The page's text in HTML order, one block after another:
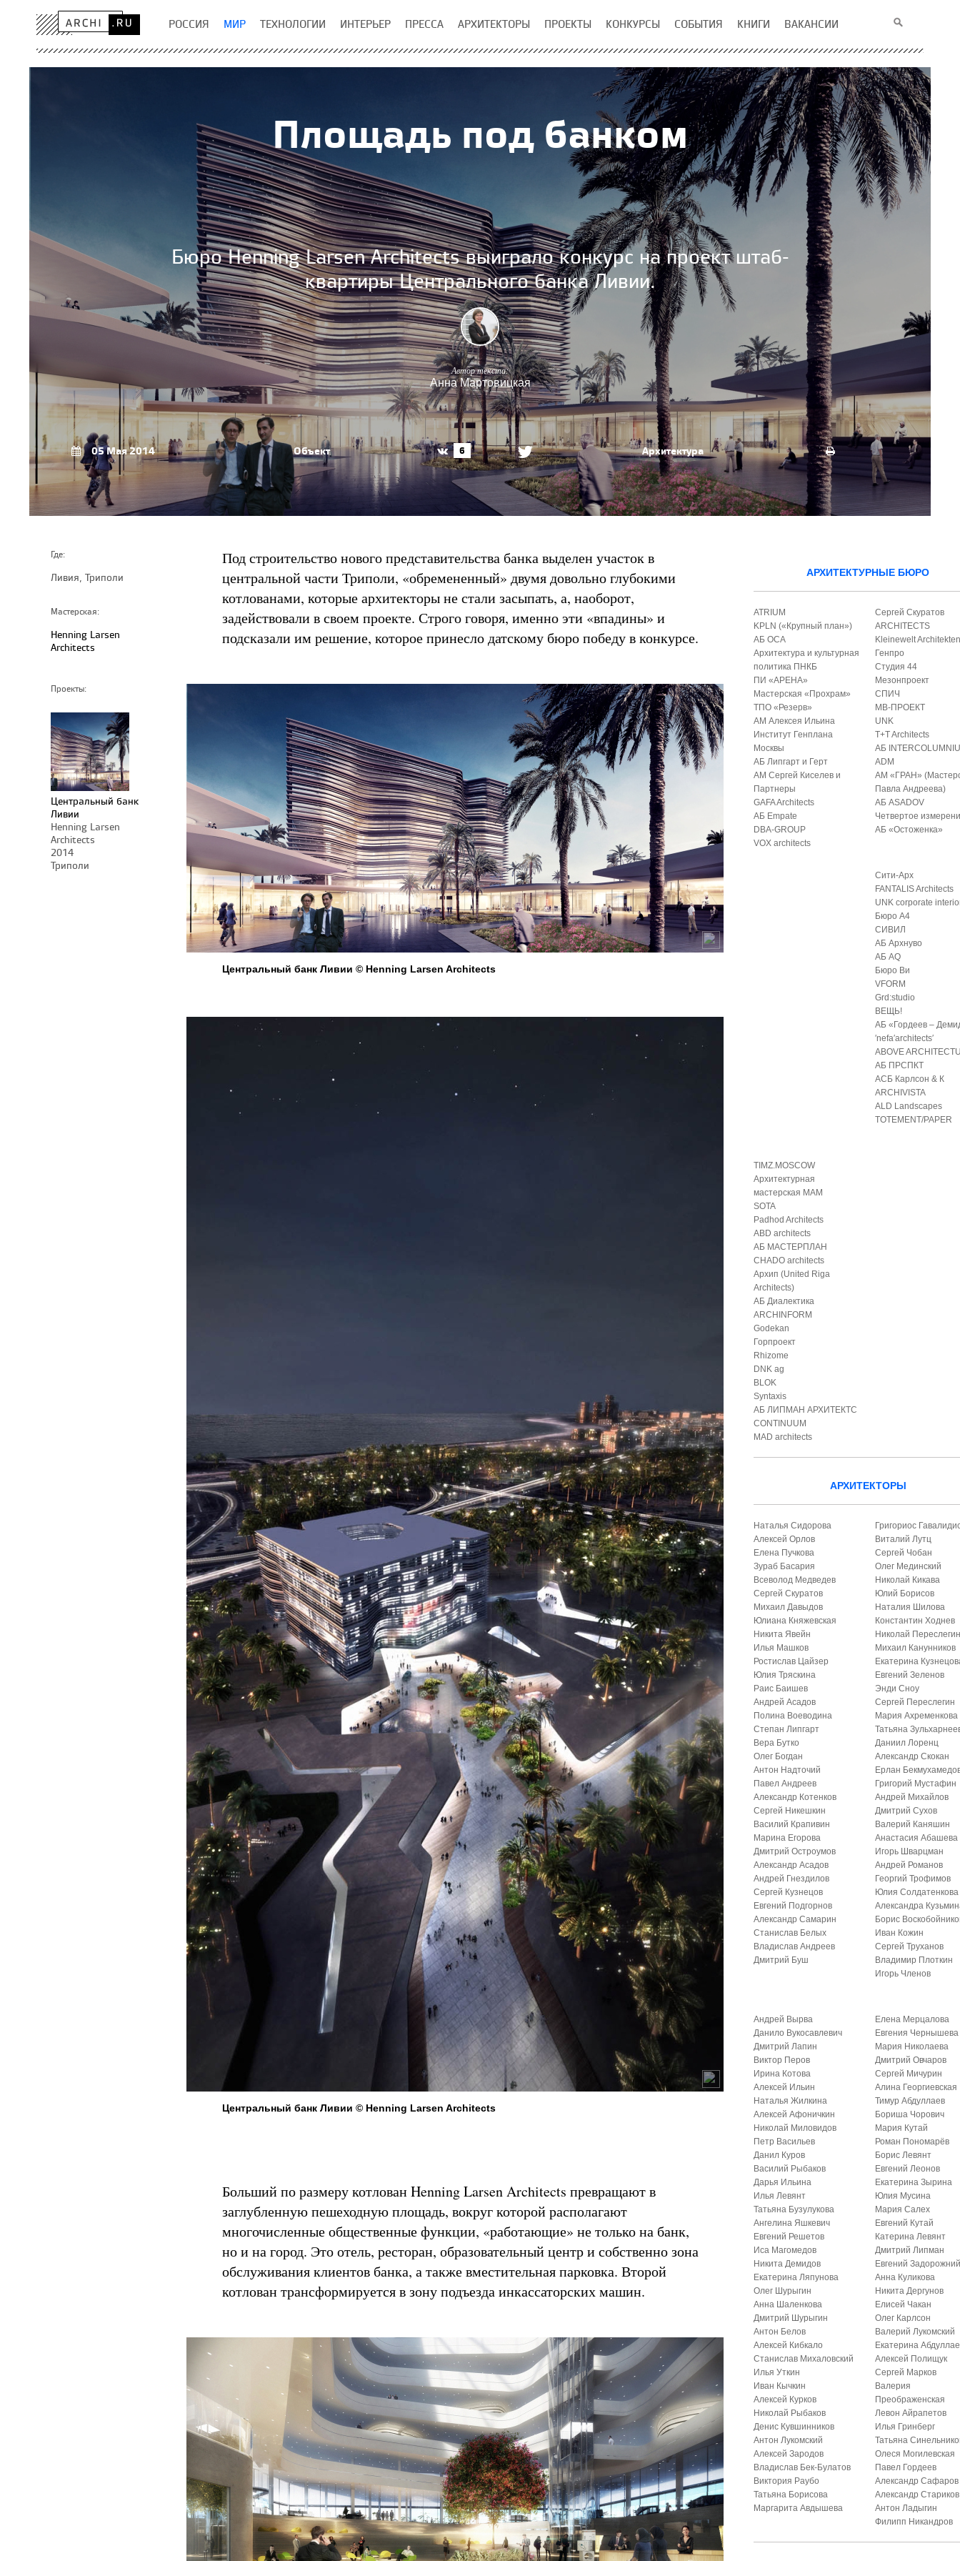
РОССИЯ МИР ТЕХНОЛОГИИ ИНТЕРЬЕР ПРЕССА АРХИТЕКТОРЫ ПРОЕКТЫ КОНКУРСЫ СОБЫТИЯ КНИГИ ВАКАНСИИ
Площадь под банком
Бюро Henning Larsen Architects выиграло конкурс на проект штаб-
квартиры Центрального банка Ливии.
Автор текста:
Анна Мартовицкая
05 Мая 2014 Объект 6 Архитектура
Где:
Ливия, Триполи
Мастерская:
Henning Larsen
Architects
Проекты:
Центральный банк
Ливии
Henning Larsen
Architects
2014
Триполи
Под строительство нового представительства банка выделен участок в
центральной части Триполи, «обремененный» двумя довольно глубокими
котлованами, которые архитекторы не стали засыпать, а, наоборот,
задействовали в своем проекте. Строго говоря, именно эти «впадины» и
подсказали им решение, которое принесло датскому бюро победу в конкурсе.
Центральный банк Ливии © Henning Larsen Architects
Центральный банк Ливии © Henning Larsen Architects
Больший по размеру котлован Henning Larsen Architects превращают в
заглубленную пешеходную площадь, вокруг которой располагают
многочисленные общественные функции, «работающие» не только на банк,
но и на город. Это отель, ресторан, образовательный центр и собственно зона
обслуживания клиентов банка, а также вместительная парковка. Второй
котлован трансформируется в зону подъезда инкассаторских машин.
АРХИТЕКТУРНЫЕ БЮРО
ATRIUM
KPLN («Крупный план»)
АБ ОСА
Архитектура и культурная
политика ПНКБ
ПИ «АРЕНА»
Мастерская «Прохрам»
ТПО «Резерв»
АМ Алексея Ильина
Институт Генплана
Москвы
АБ Липгарт и Герт
АМ Сергей Киселев и
Партнеры
GAFA Architects
АБ Empate
DBA-GROUP
VOX architects
Сергей Скуратов
ARCHITECTS
Kleinewelt
Генпро
Студия 44
Мезонпроект
СПИЧ
МВ-ПРОЕКТ
UNK
T+T Architects
АБ
ADM
АМ «ГРАН»
Павла Андреева)
АБ ASADOV
Четвертое
АБ «Остоженка»
Сити-Арх
FANTALIS Architects
UNK corporate
Бюро А4
СИВИЛ
АБ Архнуво
АБ AQ
Бюро Ви
VFORM
Grd:studio
ВЕЩЬ!
АБ «Гордеев –
′nefa′architects′
ABOVE
АБ ПРСПКТ
АСБ Карлсон & К
ARCHIVISTA
ALD Landscapes
TOTEMENT/PAPER
TIMZ.MOSCOW
Архитектурная
мастерская МАМ
SOTA
Padhod Architects
ABD architects
АБ МАСТЕРПЛАН
CHADO architects
Архип (United Riga
Architects)
АБ Диалектика
ARCHINFORM
Godekan
Горпроект
Rhizome
DNK ag
BLOK
Syntaxis
АБ ЛИПМАН АРХИТЕКТС
CONTINUUM
MAD architects
АРХИТЕКТОРЫ
Наталья Сидорова
Алексей Орлов
Елена Пучкова
Зураб Басария
Всеволод Медведев
Сергей Скуратов
Михаил Давыдов
Юлиана Княжевская
Никита Явейн
Илья Машков
Ростислав Цайзер
Юлия Тряскина
Раис Баишев
Андрей Асадов
Полина Воеводина
Степан Липгарт
Вера Бутко
Олег Богдан
Антон Надточий
Павел Андреев
Александр Котенков
Сергей Никешкин
Василий Крапивин
Марина Егорова
Дмитрий Остроумов
Александр Асадов
Андрей Гнездилов
Сергей Кузнецов
Евгений Подгорнов
Александр Самарин
Станислав Белых
Владислав Андреев
Дмитрий Буш
Григориос
Виталий Лутц
Сергей Чобан
Олег Мединский
Николай Кикава
Юлий Борисов
Наталия Шилова
Константин Ходнев
Николай
Михаил Канунников
Екатерина
Евгений Зеленов
Энди Сноу
Сергей Переслегин
Мария Ахременкова
Татьяна
Даниил Лоренц
Александр Скокан
Ерлан
Григорий Мустафин
Андрей Михайлов
Дмитрий Сухов
Валерий Каняшин
Анастасия Абашева
Игорь Шварцман
Андрей Романов
Георгий Трофимов
Юлия Солдатенкова
Александра
Борис
Иван Кожин
Сергей Труханов
Владимир Плоткин
Игорь Членов
Андрей Вырва
Данило Вукосавлевич
Дмитрий Лапин
Виктор Перов
Ирина Котова
Алексей Ильин
Наталья Жилкина
Алексей Афоничкин
Николай Миловидов
Петр Васильев
Данил Куров
Василий Рыбаков
Дарья Ильина
Илья Левянт
Татьяна Бузулукова
Ангелина Яшкевич
Евгений Решетов
Иса Магомедов
Никита Демидов
Екатерина Ляпунова
Олег Шурыгин
Анна Шаленкова
Дмитрий Шурыгин
Антон Белов
Алексей Кибкало
Станислав Михаловский
Илья Уткин
Иван Кычкин
Алексей Курков
Николай Рыбаков
Денис Кувшинников
Антон Лукомский
Алексей Зародов
Владислав Бек-Булатов
Виктория Раубо
Татьяна Борисова
Маргарита Авдышева
Елена Мерцалова
Евгения Чернышева
Мария Николаева
Дмитрий Овчаров
Сергей Мичурин
Алина Георгиевская
Тимур Абдуллаев
Бориша Чорович
Мария Кутай
Роман Пономарёв
Борис Левянт
Евгений Леонов
Екатерина Зырина
Юлия Мусина
Мария Салех
Евгений Кутай
Катерина Левянт
Дмитрий Липман
Евгений
Анна Куликова
Никита Дергунов
Елисей Чакан
Олег Карлсон
Валерий Лукомский
Екатерина
Алексей Полищук
Сергей Марков
Валерия
Преображенская
Левон Айрапетов
Илья Гринберг
Татьяна
Олеся Могилевская
Павел Гордеев
Александр Сафаров
Александр Стариков
Антон Ладыгин
Филипп Никандров